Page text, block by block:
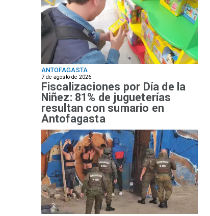
ANTOFAGASTA
7 de agosto de 2026
Fiscalizaciones por Día de la
Niñez: 81% de jugueterías
resultan con sumario en
Antofagasta